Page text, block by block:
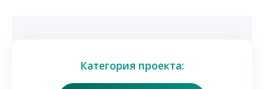
Категория проекта: